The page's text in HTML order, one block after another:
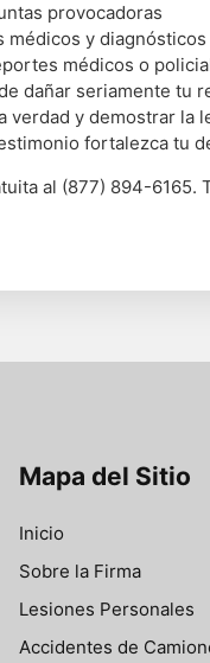
provocadoras
médicos y diagnósticos
médicos o
dañar seriamente tu
y demostrar la
fortalezca tu
al (877) 894-
Mapa del Sitio
Inicio
Sobre la Firma
Lesiones Personales
Accidentes de